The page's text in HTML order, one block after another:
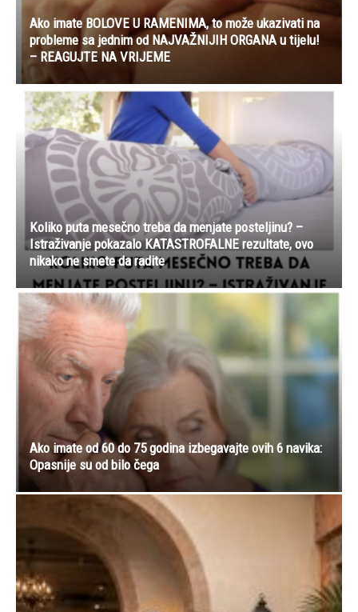
Ako imate BOLOVE U RAMENIMA, to može ukazivati ​na
probleme sa jednim od NAJVAŽNIJIH ORGANA u tijelu!
– REAGUJTE NA VRIJEME
Koliko puta mesečno treba da menjate posteljinu? –
Istraživanje pokazalo KATASTROFALNE rezultate, ovo
nikako ne smete da radite
Ako imate od 60 do 75 godina izbegavajte ovih 6 navika:
Opasnije su od bilo čega